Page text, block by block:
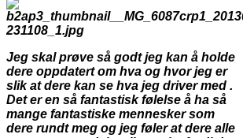
Jeg skal prøve så godt jeg kan å holde
dere oppdatert om hva og hvor jeg er
slik at dere kan se hva jeg driver med .
Det er en så fantastisk følelse å ha så
mange fantastiske mennesker som
dere rundt meg og jeg føler at dere alle